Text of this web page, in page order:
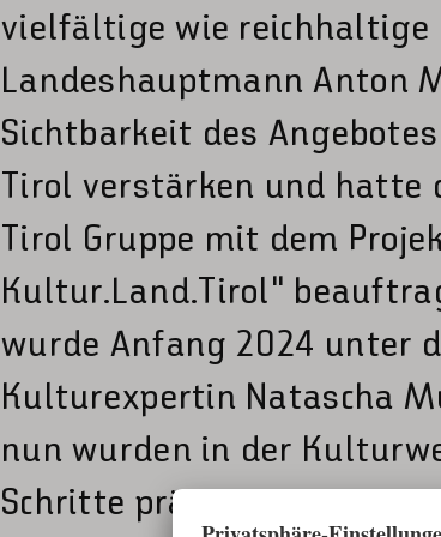
vielfältige wie
Landeshauptmann Anton
Sichtbarkeit des
Tirol verstärken und hatte
Tirol Gruppe mit dem
Kultur.Land.Tirol"
wurde Anfang 2024 unter
Kulturexpertin Natascha
nun wurden in der
Schritte präsentiert.